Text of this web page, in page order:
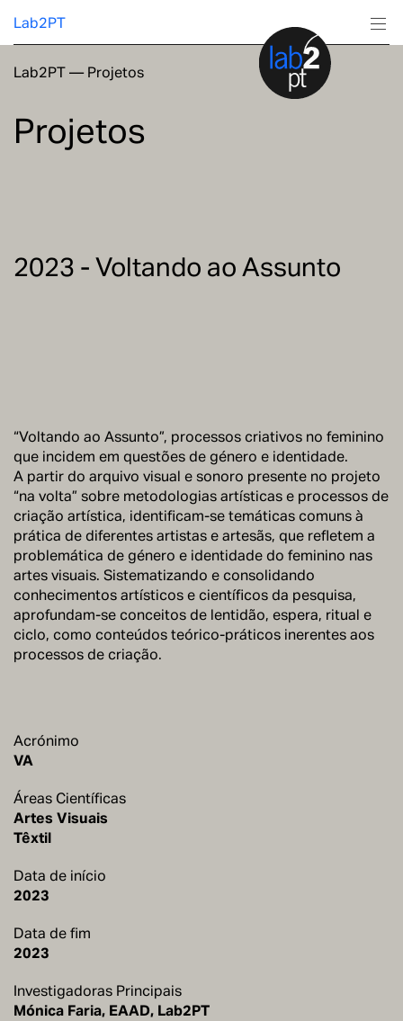
Lab2PT
Investigação
Lab2PT— Projetos
Projetos
2023 - Voltando ao Assunto
“Voltando ao Assunto”, processos criativos no feminino
que incidem em questões de género e identidade.
A partir do arquivo visual e sonoro presente no projeto
“na volta” sobre metodologias artísticas e processos de
criação artística, identificam-se temáticas comuns à
prática de diferentes artistas e artesãs, que refletem a
problemática de género e identidade do feminino nas
artes visuais. Sistematizando e consolidando
conhecimentos artísticos e científicos da pesquisa,
aprofundam-se conceitos de lentidão, espera, ritual e
ciclo, como conteúdos teórico-práticos inerentes aos
processos de criação.
Acrónimo
VA
Áreas Científicas
Artes Visuais
Têxtil
Data de início
2023
Data de fim
2023
Investigadoras Principais
Mónica Faria, EAAD, Lab2PT